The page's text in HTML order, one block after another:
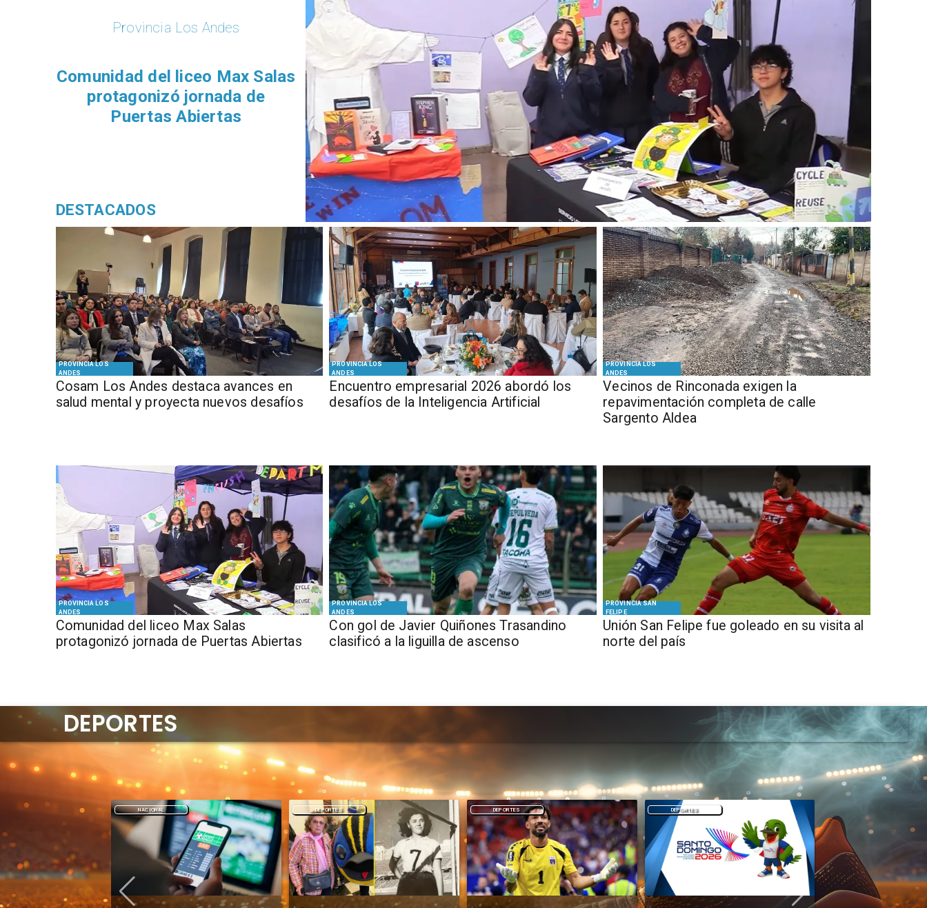
PROVINCIA LOS
ANDES
Cosam Los Andes destaca avances en
salud mental y proyecta nuevos desafíos
PROVINCIA LOS
ANDES
Encuentro empresarial 2026 abordó los
desafíos de la Inteligencia Artificial
PROVINCIA LOS
ANDES
Vecinos de Rinconada exigen la
repavimentación completa de calle
Sargento Aldea
PROVINCIA LOS
ANDES
Comunidad del liceo Max Salas
protagonizó jornada de Puertas Abiertas
PROVINCIA LOS
ANDES
Con gol de Javier Quiñones Trasandino
clasificó a la liguilla de ascenso
PROVINCIA SAN
FELIPE
Unión San Felipe fue goleado en su visita al
norte del país
Provincia Los Andes
Comunidad del liceo Max Salas
protagonizó jornada de
Puertas Abiertas
DESTACADOS
DEPORTES DEPORTES DEPORTES DEPORTES
DEPORTES